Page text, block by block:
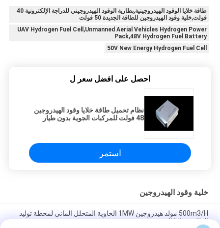
طاقة خلايا الوقود الهيدروجينية,بطارية الوقود الهيدروجيني للدراجة الإلكترونية 40
فولت,خلية وقود الهيدروجين للطاقة الجديدة 50 فولت
UAV Hydrogen Fuel Cell,Unmanned Aerial Vehicles Hydrogen Power
Pack,48V Hydrogen Fuel Battery
50V New Energy Hydrogen Fuel Cell
احصل على افضل سعر ل
نظام تحميل طاقة خلايا وقود الهيدروجين
48 فولت للمركبات الجوية بدون طيار
استمر
خلية وقود الهيدروجين
500m3/H مولد هيدروجين 1MW الحاوية المتحلل المائي لمحطة توليد
الطاقة بخلايا الوقود